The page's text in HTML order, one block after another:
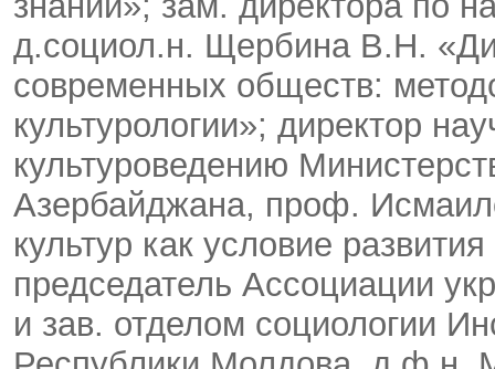
д.социол.н. Щербина В.Н.
современных обществ:
культурологии»; директор
культуроведению
Азербайджана, проф.
культур как условие
председатель Ассоциации
и зав. отделом социологии